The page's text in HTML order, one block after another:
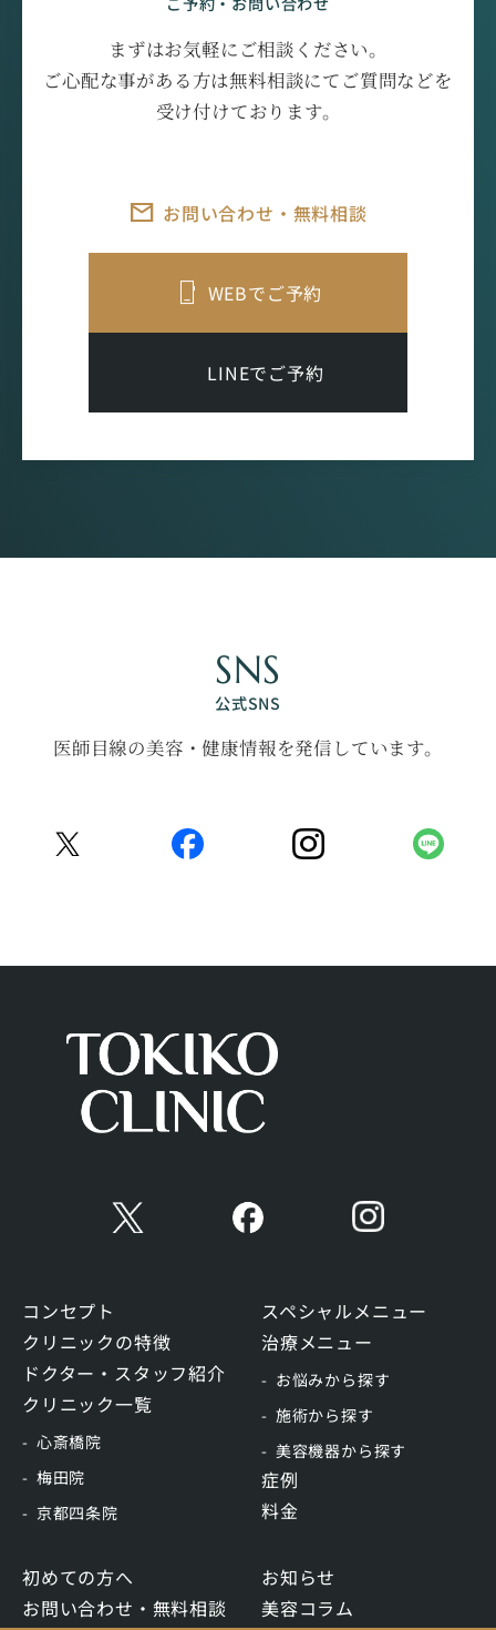
まずはお気軽にご相談ください。
ご心配な事がある方は無料相談にてご質問などを
受け付けております。
お問い合わせ・無料相談
WEBでご予約
LINEでご予約
SNS
公式SNS
医師目線の美容・健康情報を発信しています。
コンセプト
クリニックの特徴
ドクター・スタッフ紹介
クリニック一覧
心斎橋院
梅田院
京都四条院
スペシャルメニュー
治療メニュー
お悩みから探す
施術から探す
美容機器から探す
症例
料金
初めての方へ
お問い合わせ・無料相談
お知らせ
美容コラム